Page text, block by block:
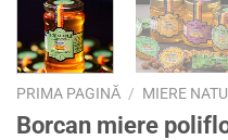
PRIMA PAGINĂ / MIERE
Borcan miere